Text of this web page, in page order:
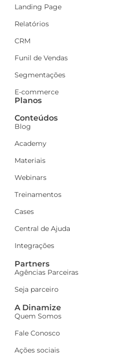
Landing Page
Relatórios
CRM
Funil de Vendas
Segmentações
E-commerce
Planos
Conteúdos
Blog
Academy
Materiais
Webinars
Treinamentos
Cases
Central de Ajuda
Integrações
Partners
Agências Parceiras
Seja parceiro
A Dinamize
Quem Somos
Fale Conosco
Ações sociais